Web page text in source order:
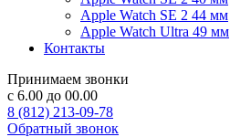
Apple Watch SE 2 44 мм
Apple Watch Ultra 49 мм
Контакты
Принимаем звонки
с 6.00 до 00.00
8 (812) 213-09-78
Обратный звонок